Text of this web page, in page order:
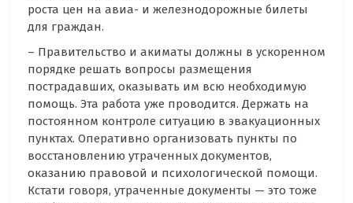
роста цен на авиа- и железнодорожные билеты
для граждан.
– Правительство и акиматы должны в ускоренном
порядке решать вопросы размещения
пострадавших, оказывать им всю необходимую
помощь. Эта работа уже проводится. Держать на
постоянном контроле ситуацию в эвакуационных
пунктах. Оперативно организовать пункты по
восстановлению утраченных документов,
оказанию правовой и психологической помощи.
Кстати говоря, утраченные документы — это тоже